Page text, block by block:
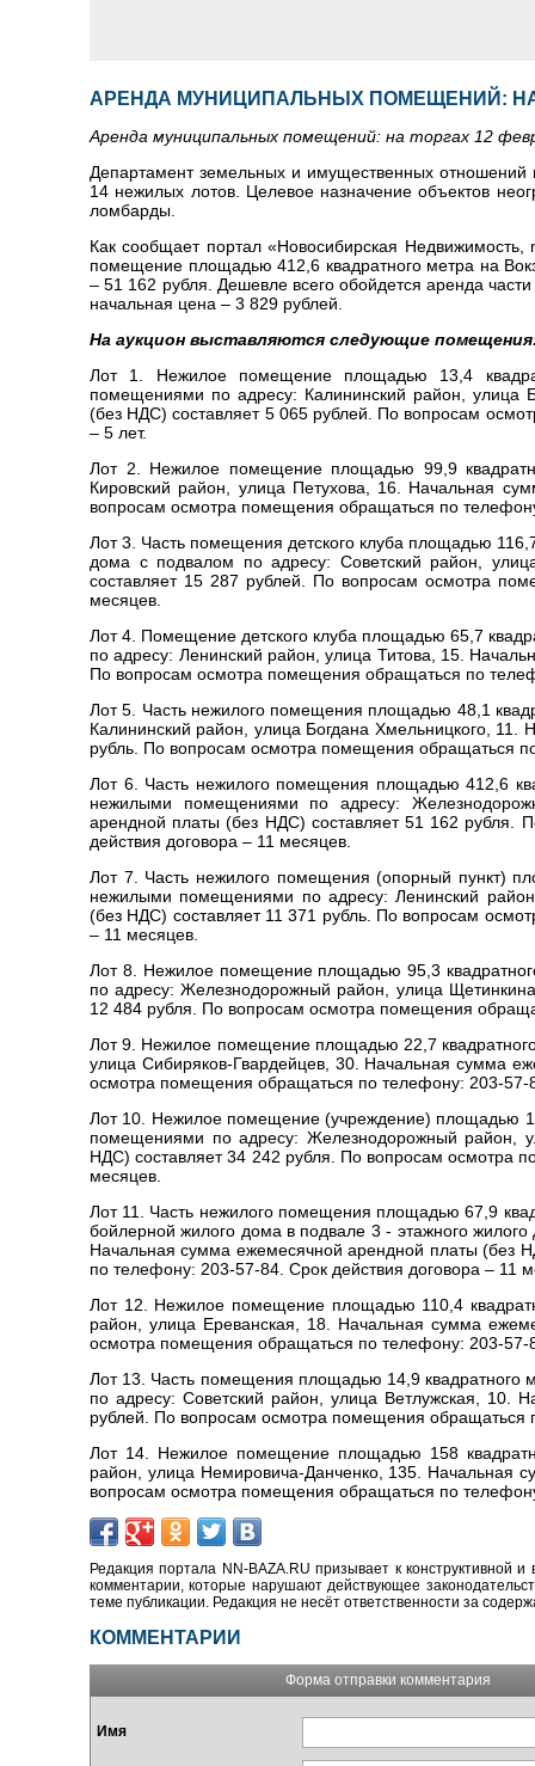
АРЕНДА МУНИЦИПАЛЬНЫХ ПОМЕЩЕНИЙ: НА
Аренда муниципальных помещений: на торгах 12
Департамент земельных и имущественных
14 нежилых лотов. Целевое назначение объектов
ломбарды.
Как сообщает портал «Новосибирская
помещение площадью 412,6 квадратного метра на
– 51 162 рубля. Дешевле всего обойдется аренда
начальная цена – 3 829 рублей.
На аукцион выставляются следующие
Лот 1. Нежилое помещение площадью 13,4
помещениями по адресу: Калининский район, улица
(без НДС) составляет 5 065 рублей. По вопросам
– 5 лет.
Лот 2. Нежилое помещение площадью 99,9
Кировский район, улица Петухова, 16. Начальная
вопросам осмотра помещения обращаться по
Лот 3. Часть помещения детского клуба площадью
дома с подвалом по адресу: Советский район,
составляет 15 287 рублей. По вопросам осмотра
месяцев.
Лот 4. Помещение детского клуба площадью 65,7
по адресу: Ленинский район, улица Титова, 15.
По вопросам осмотра помещения обращаться по
Лот 5. Часть нежилого помещения площадью 48,1
Калининский район, улица Богдана Хмельницкого,
рубль. По вопросам осмотра помещения обращаться
Лот 6. Часть нежилого помещения площадью 412,6
нежилыми помещениями по адресу:
арендной платы (без НДС) составляет 51 162
действия договора – 11 месяцев.
Лот 7. Часть нежилого помещения (опорный пункт)
нежилыми помещениями по адресу: Ленинский
(без НДС) составляет 11 371 рубль. По вопросам
– 11 месяцев.
Лот 8. Нежилое помещение площадью 95,3
по адресу: Железнодорожный район, улица
12 484 рубля. По вопросам осмотра помещения
Лот 9. Нежилое помещение площадью 22,7
улица Сибиряков-Гвардейцев, 30. Начальная сумма
осмотра помещения обращаться по телефону: 203-57-
Лот 10. Нежилое помещение (учреждение) площадью
помещениями по адресу: Железнодорожный район,
НДС) составляет 34 242 рубля. По вопросам осмотра
месяцев.
Лот 11. Часть нежилого помещения площадью 67,9
бойлерной жилого дома в подвале 3 - этажного
Начальная сумма ежемесячной арендной платы (без
по телефону: 203-57-84. Срок действия договора – 11
Лот 12. Нежилое помещение площадью 110,4
район, улица Ереванская, 18. Начальная сумма
осмотра помещения обращаться по телефону: 203-57-
Лот 13. Часть помещения площадью 14,9
по адресу: Советский район, улица Ветлужская, 10.
рублей. По вопросам осмотра помещения обращаться
Лот 14. Нежилое помещение площадью 158
район, улица Немировича-Данченко, 135. Начальная
вопросам осмотра помещения обращаться по
Редакция портала NN-BAZA.RU призывает к конструктивной
комментарии, которые нарушают действующее
теме публикации. Редакция не несёт ответственности за
КОММЕНТАРИИ
Форма отправки комментария
Имя